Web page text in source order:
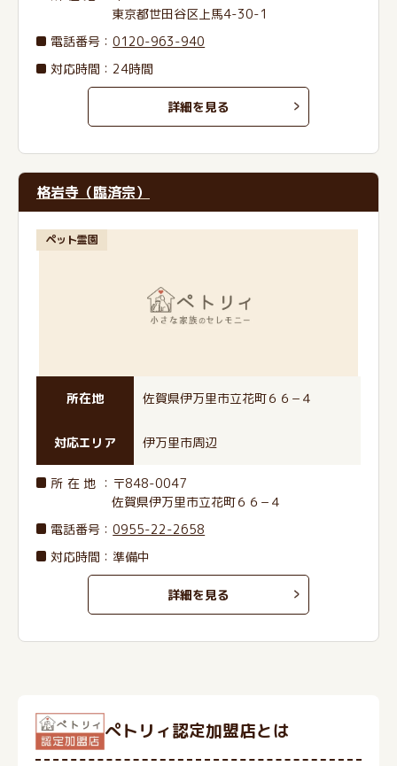
東京都世田谷区上馬4-30-1
電話番号 ：0120-963-940
対応時間：24時間
詳細を見る
格岩寺（臨済宗）
ペット霊園
所在地 佐賀県伊万里市立花町６６−４
対応エリア 伊万里市周辺
所在地 ：〒848-0047
佐賀県伊万里市立花町６６−４
電話番号 ：0955-22-2658
対応時間：準備中
詳細を見る
ぺトリィ認定加盟店とは